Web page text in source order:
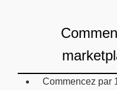
Commencez par